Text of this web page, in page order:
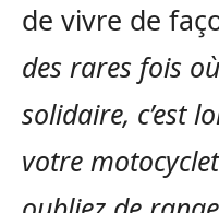
de vivre de
des rares fois
solidaire, c’est
votre